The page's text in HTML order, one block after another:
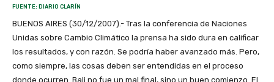
FUENTE: DIARIO CLARÍN
BUENOS AIRES (30/12/2007).- Tras la conferencia de Naciones
Unidas sobre Cambio Climático la prensa ha sido dura en calificar
los resultados, y con razón. Se podría haber avanzado más. Pero,
como siempre, las cosas deben ser entendidas en el proceso
donde ocurren. Bali no fue un mal final, sino un buen comienzo. El